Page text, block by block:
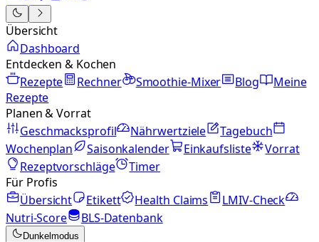
Übersicht
Dashboard
Entdecken & Kochen
Rezepte
Rechner Smoothie-Mixer Blog
Meine
Rezepte
Planen & Vorrat
Geschmacksprofil
Nährwertziele
Tagebuch
Wochenplan
Saisonkalender Einkaufsliste
Vorrat
Rezeptvorschläge
Timer
Für Profis
Übersicht
Etikett Health Claims
LMIV-Check
Nutri-Score
BLS-Datenbank
Dunkelmodus